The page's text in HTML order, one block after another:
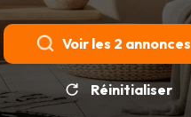
Voir les 2 annonces
Réinitialiser